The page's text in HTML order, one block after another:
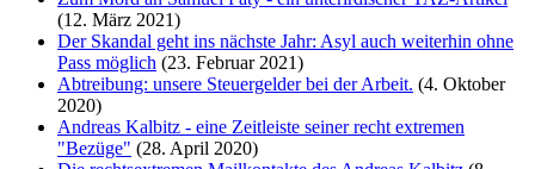
(12. März 2021)
Der Skandal geht ins nächste Jahr: Asyl auch weiterhin ohne
Pass möglich (23. Februar 2021)
Abtreibung: unsere Steuergelder bei der Arbeit. (4. Oktober
2020)
Andreas Kalbitz - eine Zeitleiste seiner recht extremen
"Bezüge" (28. April 2020)